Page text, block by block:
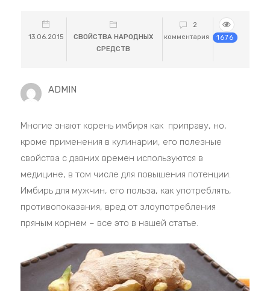
13.06.2015
СВОЙСТВА НАРОДНЫХ
СРЕДСТВ
2
комментария
1676
ADMIN
Многие знают корень имбиря как приправу, но,
кроме применения в кулинарии, его полезные
свойства с давних времен используются в
медицине, в том числе для повышения потенции.
Имбирь для мужчин, его польза, как употреблять,
противопоказания, вред от злоупотребления
пряным корнем – все это в нашей статье.